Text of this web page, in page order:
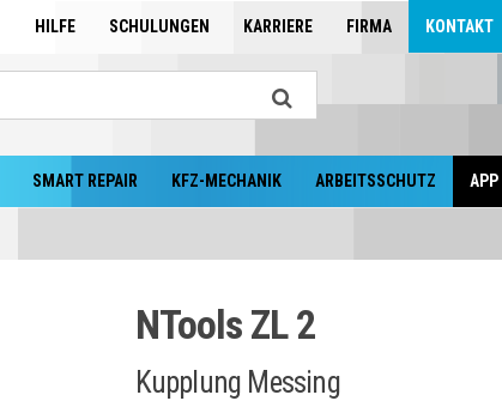
HILFE SCHULUNGEN KARRIERE FIRMA KONTAKT
SMART REPAIR KFZ-MECHANIK ARBEITSSCHUTZ APP
NTools ZL 2
Kupplung Messing